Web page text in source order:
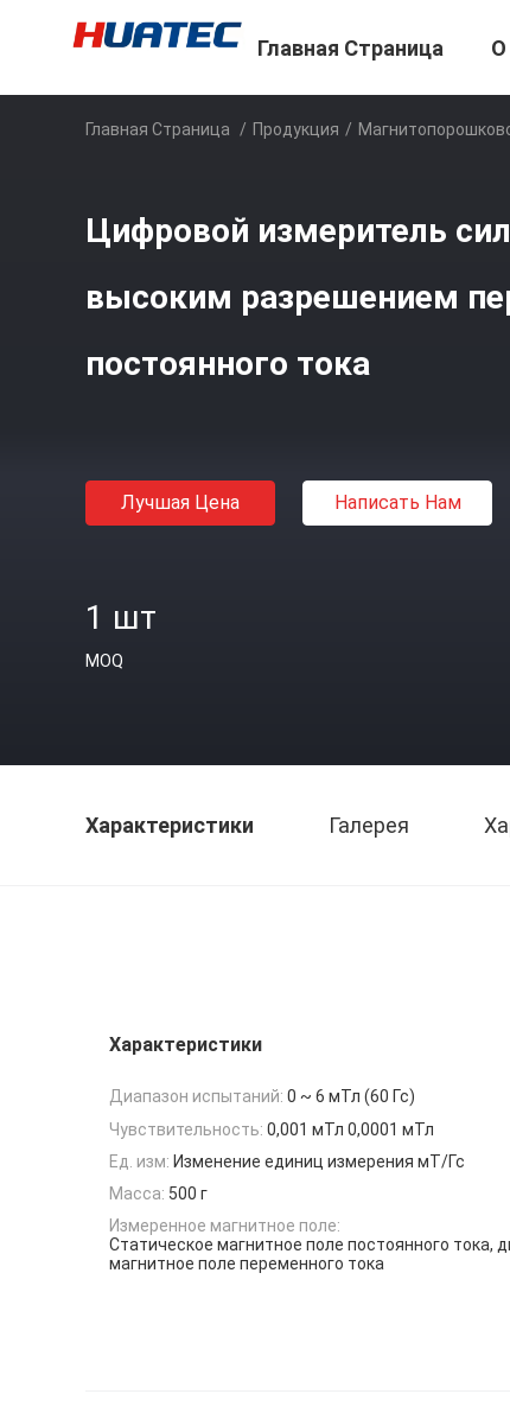
Главная Страница О
Главная Страница / Продукция /
Цифровой измеритель
высоким разрешением
постоянного тока
Лучшая Цена Написать Нам
1 шт
MOQ
Характеристики Галерея
Характеристики
Диапазон испытаний: 0 ~ 6 мТл (60 Гс)
Чувствительность: 0,001 мТл 0,0001 мТл
Ед. изм: Изменение единиц измерения мТ/Гс
Масса: 500 г
Измеренное магнитное поле:
Статическое магнитное поле постоянного тока,
магнитное поле переменного тока